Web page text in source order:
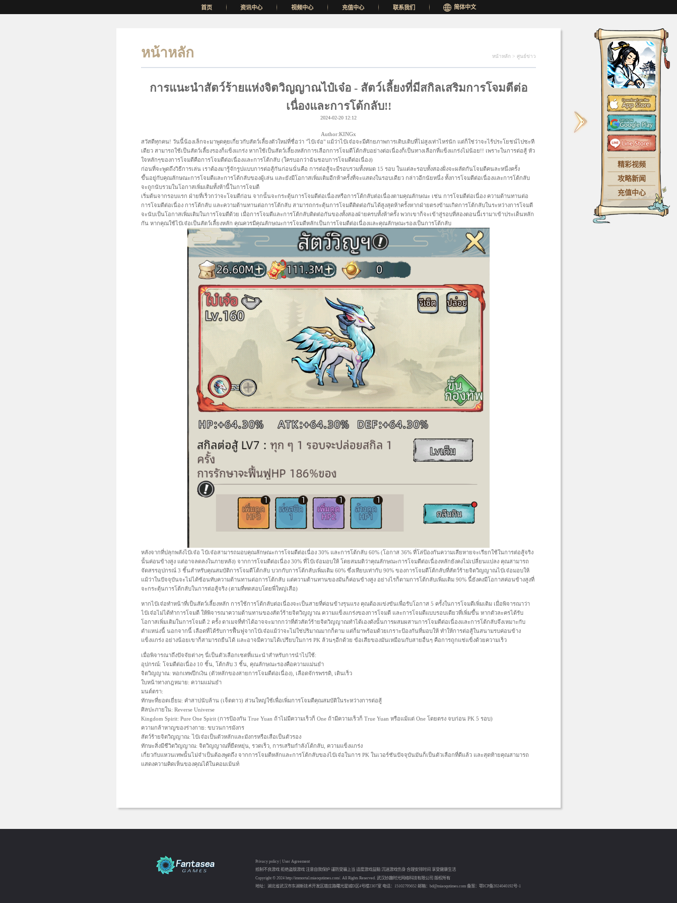
首页 资讯中心 视频中心 充值中心 联系我们 简体中文
หน้าหลัก หน้าหลัก > ศูนย์ข่าว
การแนะนำสัตว์ร้ายแห่งจิตวิญญาณไป๋เจ๋อ - สัตว์เลี้ยงที่มีสกิลเสริมการโจมตีต่อ
เนื่องและการโต้กลับ!!
2024-02-20 12:12
Author:KINGx
สวัสดีทุกคน! วันนี้น้องเล็กจะมาพูดคุยเกี่ยวกับสัตว์เลี้ยงตัวใหม่ที่ชื่อว่า "ไป๋เจ๋อ" แม้ว่าไป๋เจ๋อจะมีศักยภาพการเติบเติบที่ไม่สูงเท่าไหร่นัก แต่ก็ใช่ว่าจะไร้ประโยชน์ไปซะที
เดียว สามารถใช้เป็นสัตว์เลี้ยงรองก็แข็งแกร่ง หากใช้เป็นสัตว์เลี้ยงหลักการเลือกการโจมตีโต้กลับอย่างต่อเนื่องก็เป็นทางเลือกที่แข็งแกร่งไม่น้อย!! เพราะในการต่อสู้ หัว
ใจหลักๆของการโจมตีคือการโจมตีต่อเนื่องและการโต้กลับ (ใครบอกว่าฉันชอบการโจมตีต่อเนื่อง)
ก่อนที่จะพูดถึงวิธีการเล่น เราต้องมารู้จักรูปแบบการต่อสู้กันก่อนนั่นคือ การต่อสู้จะมีรอบรวมทั้งหมด 15 รอบ ในแต่ละรอบทั้งสองฝั่งจะผลัดกันโจมตีคนละหนึ่งครั้ง
ขึ้นอยู่กับคุณลักษณะการโจมตีและการโต้กลับของผู้เล่น และยังมีโอกาสเพิ่มเติมอีกห้าครั้งที่จะแสดงในรอบเดียว กล่าวอีกนัยหนึ่ง ทั้งการโจมตีต่อเนื่องและการโต้กลับ
จะถูกนับรวมในโอกาสเพิ่มเติมทั้งห้านี้ในการโจมตี
เริ่มต้นจากรอบแรก ฝ่ายที่เร็วกว่าจะโจมตีก่อน จากนั้นจะกระตุ้นการโจมตีต่อเนื่องหรือการโต้กลับต่อเนื่องตามคุณลักษณะ เช่น การโจมตีต่อเนื่อง ความต้านทานต่อ
การโจมตีต่อเนื่อง การโต้กลับ และความต้านทานต่อการโต้กลับ สามารถกระตุ้นการโจมตีติดต่อกันได้สูงสุดห้าครั้งหากฝ่ายตรงข้ามเกิดการโต้กลับในระหว่างการโจมตี
จะนับเป็นโอกาสเพิ่มเติมในการโจมตีด้วย เมื่อการโจมตีและการโต้กลับติดต่อกันของทั้งสองฝ่ายครบทั้งห้าครั้ง พวกเขาก็จะเข้าสู่รอบที่สองตอนนี้เรามาเข้าประเด็นหลัก
กัน หากคุณใช้ไป๋เจ๋อเป็นสัตว์เลี้ยงหลัก คุณควรมีคุณลักษณะการโจมตีหลักเป็นการโจมตีต่อเนื่องและคุณลักษณะรองเป็นการโต้กลับ
หลังจากที่ปลุกพลังไป๋เจ๋อ ไป๋เจ๋อสามารถมอบคุณลักษณะการโจมตีต่อเนื่อง 30% และการโต้กลับ 60% (โอกาส 36% ที่โล่ป้องกันความเสียหายจะเรียกใช้ในการต่อสู้จริง
นั้นค่อนข้างสูง แต่อาจลดลงในภายหลัง) จากการโจมตีต่อเนื่อง 30% ที่ไป๋เจ๋อมอบให้ โดยสมมติว่าคุณลักษณะการโจมตีต่อเนื่องหลักยังคงไม่เปลี่ยนแปลง คุณสามารถ
จัดสรรอุปกรณ์ 3 ชิ้นสำหรับคุณสมบัติการโจมตีโต้กลับ บวกกับการโต้กลับเพิ่มเติม 60% ซึ่งเทียบเท่ากับ 90% ของการโจมตีโต้กลับที่สัตว์ร้ายจิตวิญญาณไป๋เจ๋อมอบให้
แม้ว่าในปัจจุบันจะไม่ได้ซ้อนทับความต้านทานต่อการโต้กลับ แต่ความต้านทานของมันก็ค่อนข้างสูง อย่างไรก็ตามการโต้กลับเพิ่มเติม 90% นี้ยังคงมีโอกาสค่อนข้างสูงที่
จะกระตุ้นการโต้กลับในการต่อสู้จริง (ตามที่ทดสอบโดยพี่ใหญ่เสือ)
หากไป๋เจ๋อทำหน้าที่เป็นสัตว์เลี้ยงหลัก การใช้การโต้กลับต่อเนื่องจะเป็นสายที่ค่อนข้างรุนแรง คุณต้องแข่งขันเพื่อรับโอกาส 5 ครั้งในการโจมตีเพิ่มเติม เมื่อพิจารณาว่า
ไป๋เจ๋อไม่ได้ทำการโจมตี ให้พิจารณาความต้านทานของสัตว์ร้ายจิตวิญญาณ ความแข็งแกร่งของการโจมตี และการโจมตีแบบรอบเดียวที่เพิ่มขึ้น หากตัวละครได้รับ
โอกาสเพิ่มเติมในการโจมตี 2 ครั้ง ดาเมจที่ทำได้อาจจะมากกว่าที่ตัวสัตว์ร้ายจิตวิญญาณทำได้เองดังนั้นการผสมผสานการโจมตีต่อเนื่องและการโต้กลับจึงเหมาะกับ
ตำแหน่งนี้ นอกจากนี้ เลือดที่ได้รับการฟื้นฟูจากไป๋เจ๋อแม้ว่าจะไม่ใช่ปริมาณมากก็ตาม แต่ก็มาพร้อมด้วยเกราะป้องกันที่มอบให้ ทำให้การต่อสู้ในสนามรบค่อนข้าง
แข็งแกร่ง อย่างน้อยเขาก็สามารถยืนได้ และอาจมีความได้เปรียบในการ PK ล้วนๆอีกด้วย ข้อเสียของมันเหมือนกับสายอื่นๆ คือการถูกแช่แข็งด้วยความเร็ว
เมื่อพิจารณาถึงปัจจัยต่างๆ นี่เป็นตัวเลือกเซตที่แนะนำสำหรับการนำไปใช้:
อุปกรณ์: โจมตีต่อเนื่อง 10 ชิ้น, โต้กลับ 3 ชิ้น, คุณลักษณะรองคือความแม่นยำ
จิตวิญญาณ: หอกเทพปีกเงิน (ตัวหลักของสายการโจมตีต่อเนื่อง), เลือดจักรพรรดิ, เดินเร็ว
ใบหน้าทางกฎหมาย: ความแม่นยำ
มนต์ตรา:
ทักษะที่ยอดเยี่ยม: คำสาปนับล้าน (เจ็ดดาว) ส่วนใหญ่ใช้เพื่อเพิ่มการโจมตีคุณสมบัติในระหว่างการต่อสู้
ศิลปะภายใน: Reverse Universe
Kingdom Spirit: Pure One Spirit (การป้องกัน True Yuan ถ้าไม่มีความเร็วก็ One ถ้ามีความเร็วก็ True Yuan หรือแม้แต่ One โดยตรง จบก่อน PK 5 รอบ)
ความกล้าหาญของร่างกาย: ขบวนการมังกร
สัตว์ร้ายจิตวิญญาณ: ไป๋เจ๋อเป็นตัวหลักและมังกรหรือเสือเป็นตัวรอง
ทักษะสิ่งมีชีวิตวิญญาณ: จิตวิญญาณที่ยืดหยุ่น, รวดเร็ว, การเสริมกำลังโต้กลับ, ความแข็งแกร่ง
เกี่ยวกับแหวนเทพนั้นไม่จำเป็นต้องพูดถึง จากการโจมตีหลักและการโต้กลับของไป๋เจ๋อในการ PK ในเวอร์ชันปัจจุบันมันก็เป็นตัวเลือกที่ดีแล้ว และสุดท้ายคุณสามารถ
แสดงความคิดเห็นของคุณได้ในคอมเม้นท์
精彩视频
攻略新闻
充值中心
Privacy policy| User Agreement
抵制不良游戏 拒绝盗版游戏 注意自我保护 谨防受骗上当 适度游戏益脑 沉迷游戏伤身 合理安排时间 享受健康生活
Copyright © 2024 http://immortal.miaoqutimes.com/. All Rights Reserved. 武汉妙趣时光网络科技有限公司 版权所有
地址：湖北省武汉市东湖新技术开发区雄庄路曙光星城D区4号楼2307室 电话：15102795652 邮箱：bd@miaoqutimes.com 备案： 鄂ICP备2024040192号-1